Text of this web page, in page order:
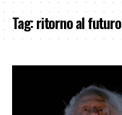
Tag:ritorno al futuro